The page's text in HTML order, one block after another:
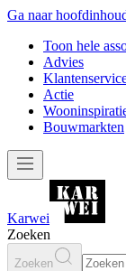
Ga naar
Toon hele
Advies
Actie
Bouwmarkten
Karwei
Zoeken
Zoeken